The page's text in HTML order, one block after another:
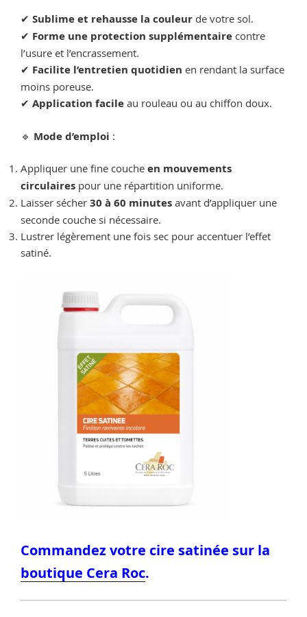
✔ Sublime et rehausse la couleur de votre sol.
✔ Forme une protection supplémentaire contre
l’usure et l’encrassement.
✔ Facilite l’entretien quotidien en rendant la surface
moins poreuse.
✔ Application facile au rouleau ou au chiffon doux.
🔹 Mode d’emploi :
Appliquer une fine couche en mouvements
circulaires pour une répartition uniforme.
Laisser sécher 30 à 60 minutes avant d’appliquer une
seconde couche si nécessaire.
Lustrer légèrement une fois sec pour accentuer l’effet
satiné.
Commandez votre cire satinée sur la
boutique Cera Roc.